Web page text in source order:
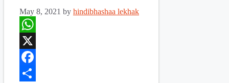
May 8, 2021 by hindibhashaa lekhak
WhatsApp
X
Facebook